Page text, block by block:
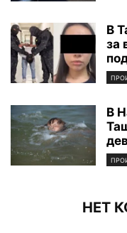
В
за
В
НЕТ